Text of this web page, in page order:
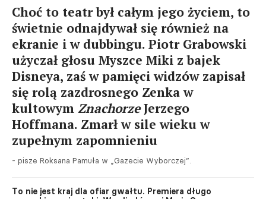
Choć to teatr był całym jego życiem, to
świetnie odnajdywał się również na
ekranie i w dubbingu. Piotr Grabowski
użyczał głosu Myszce Miki z bajek
Disneya, zaś w pamięci widzów zapisał
się rolą zazdrosnego Zenka w
kultowym ZnachorzeJerzego
Hoffmana. Zmarł w sile wieku w
zupełnym zapomnieniu
- pisze Roksana Pamuła w „Gazecie Wyborczej”.
To nie jest kraj dla ofiar gwałtu. Premiera długo